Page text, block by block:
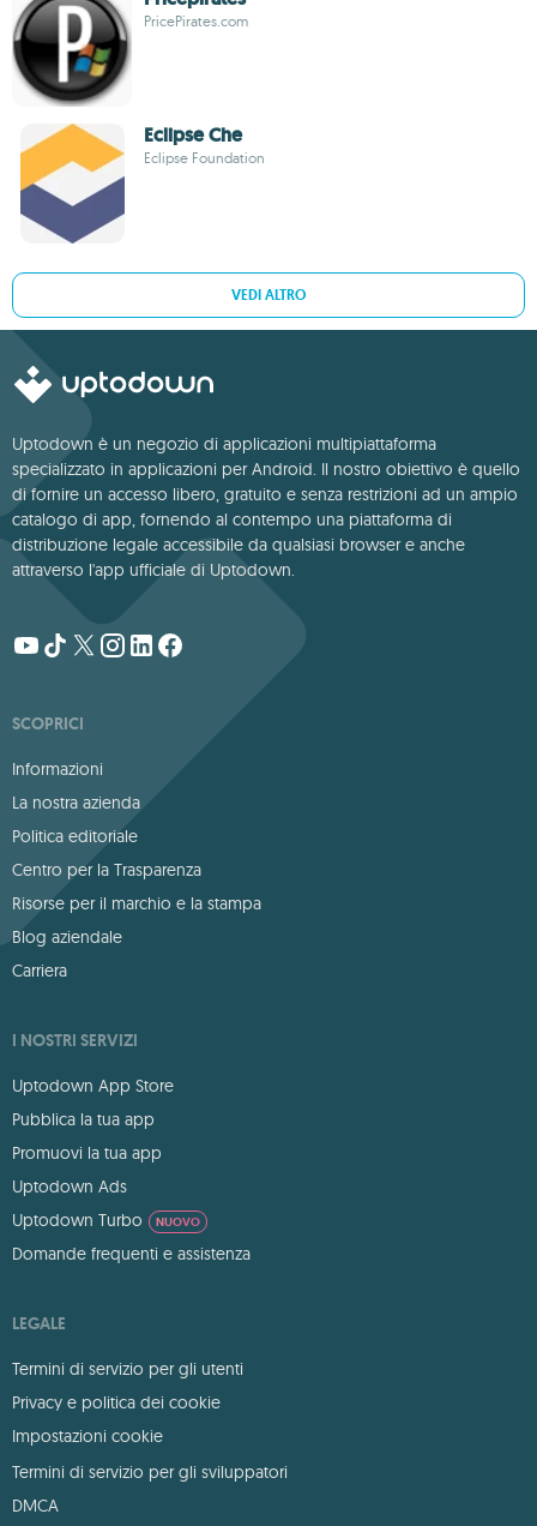
PricePirates.com
Eclipse Che
Eclipse Foundation
VEDI ALTRO
Uptodown è un negozio di applicazioni multipiattaforma
specializzato in applicazioni per Android. Il nostro obiettivo è quello
di fornire un accesso libero, gratuito e senza restrizioni ad un ampio
catalogo di app, fornendo al contempo una piattaforma di
distribuzione legale accessibile da qualsiasi browser e anche
attraverso l'app ufficiale di Uptodown.
SCOPRICI
Informazioni
La nostra azienda
Politica editoriale
Centro per la Trasparenza
Risorse per il marchio e la stampa
Blog aziendale
Carriera
I NOSTRI SERVIZI
Uptodown App Store
Pubblica la tua app
Promuovi la tua app
Uptodown Ads
Uptodown Turbo
NUOVO
Domande frequenti e assistenza
LEGALE
Termini di servizio per gli utenti
Privacy e politica dei cookie
Impostazioni cookie
Termini di servizio per gli sviluppatori
DMCA